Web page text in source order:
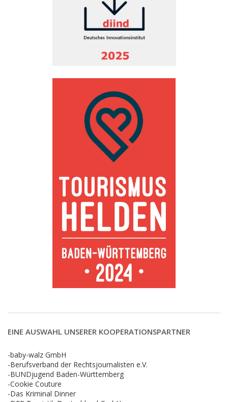
EINE AUSWAHL UNSERER KOOPERATIONSPARTNER
-baby-walz GmbH
-Berufsverband der Rechtsjournalisten e.V.
-BUNDjugend Baden-Württemberg
-Cookie Couture
-Das Kriminal Dinner